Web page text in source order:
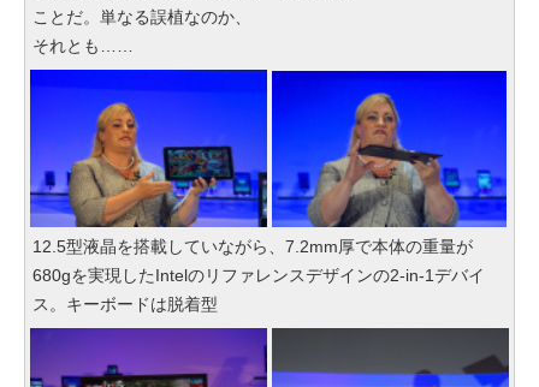
ことだ。単なる誤植なのか、
それとも……
12.5型液晶を搭載していながら、7.2mm厚で本体の重量が
680gを実現したIntelのリファレンスデザインの2-in-1デバイ
ス。キーボードは脱着型